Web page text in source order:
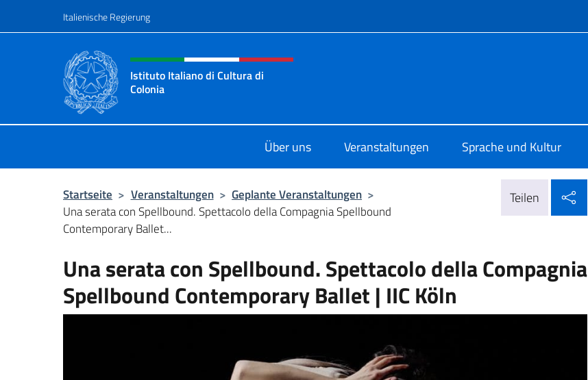
Italienische Regierung
Header-Site, Social und Menü
Istituto Italiano di Cultura di
Colonia
Über uns Veranstaltungen Sprache und Kultur
Startseite > Veranstaltungen > Geplante Veranstaltungen >
Una serata con Spellbound. Spettacolo della Compagnia Spellbound
Contemporary Ballet...
Teilen
Una serata con Spellbound. Spettacolo della Compagnia
Spellbound Contemporary Ballet | IIC Köln